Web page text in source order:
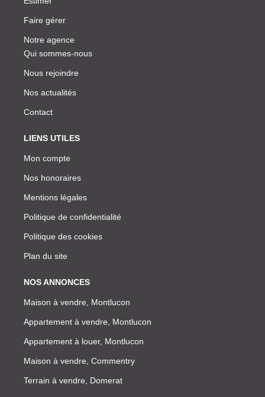
Faire gérer
Notre agence
Qui sommes-nous
Nous rejoindre
Nos actualités
Contact
LIENS UTILES
Mon compte
Nos honoraires
Mentions légales
Politique de confidentialité
Politique des cookies
Plan du site
NOS ANNONCES
Maison à vendre, Montlucon
Appartement à vendre, Montlucon
Appartement à louer, Montlucon
Maison à vendre, Commentry
Terrain à vendre, Domerat